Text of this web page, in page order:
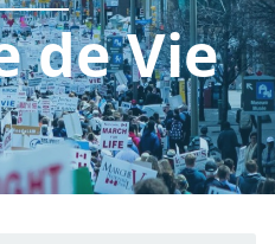
de Vie